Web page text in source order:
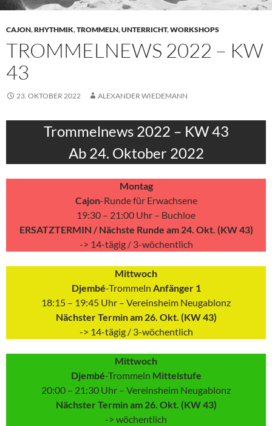
CAJON,RHYTHMIK,TROMMELN,UNTERRICHT,WORKSHOPS
TROMMELNEWS 2022 – KW
43
23. OKTOBER 2022 ALEXANDER WIEDEMANN
Trommelnews 2022 – KW 43
Ab 24. Oktober 2022
Montag
Cajon-Runde für Erwachsene
19:30 – 21:00 Uhr – Buchloe
ERSATZTERMIN / Nächste Runde am 24. Okt. (KW 43)
-> 14-tägig / 3-wöchentlich
Mittwoch
Djembé-Trommeln Anfänger 1
18:15 – 19:45 Uhr – Vereinsheim Neugablonz
Nächster Termin am 26. Okt. (KW 43)
-> 14-tägig / 3-wöchentlich
Mittwoch
Djembé-Trommeln Mittelstufe
20:00 – 21:30 Uhr – Vereinsheim Neugablonz
Nächster Termin am 26. Okt. (KW 43)
-> wöchentlich